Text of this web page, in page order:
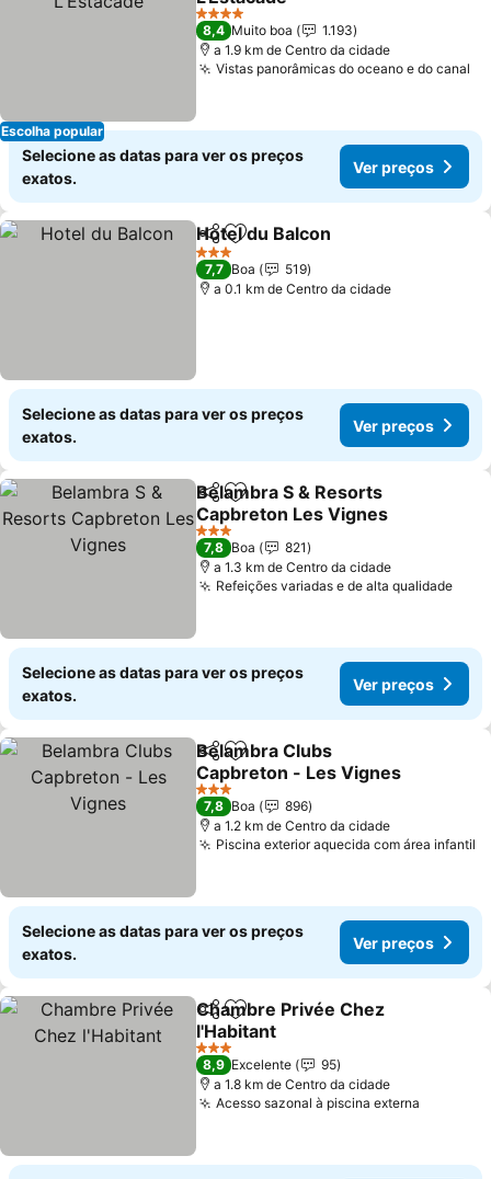
Escolha popular
Ver preços
4 Estrelas
8,4 Muito boa
1.193
a 1.9 km de Centro da cidade
Vistas panorâmicas do oceano e do canal
Selecione as datas para ver os preços
exatos.
Ver preços
PartilharAdicionar aos favoritos
Hotel du Balcon
3 Estrelas
7,7 Boa
519
a 0.1 km de Centro da cidade
Selecione as datas para ver os preços
exatos.
Ver preços
PartilharAdicionar aos favoritos
Belambra S & Resorts
Capbreton Les Vignes
Ver preços
3 Estrelas
7,8 Boa
821
a 1.3 km de Centro da cidade
Refeições variadas e de alta qualidadeVer
Selecione as datas para ver os preços
exatos.
Ver preços
PartilharAdicionar aos favoritos
Belambra Clubs
Capbreton - Les Vignes
Ver preços
3 Estrelas
7,8 Boa
896
a 1.2 km de Centro da cidade
Piscina exterior aquecida com área infantil
Selecione as datas para ver os preços
exatos.
Ver preços
PartilharAdicionar aos favoritos
Chambre Privée Chez
l'Habitant
Ver preços
3 Estrelas
8,9 Excelente
95
a 1.8 km de Centro da cidade
Acesso sazonal à piscina externa